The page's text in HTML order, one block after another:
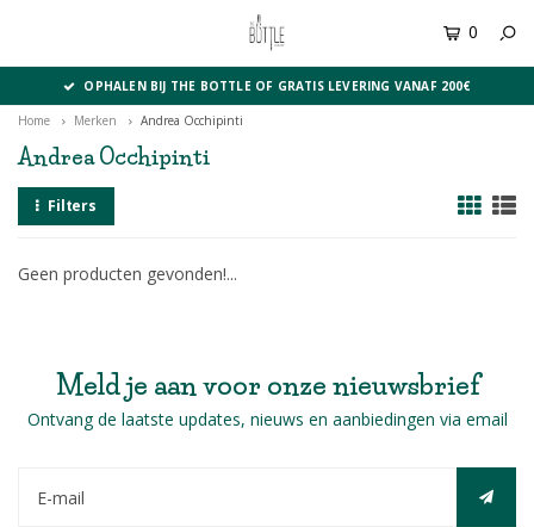
0
OPHALEN BIJ THE BOTTLE OF GRATIS LEVERING VANAF 200€
Home Merken Andrea Occhipinti
Andrea Occhipinti
Filters
Geen producten gevonden!...
Meld je aan voor onze nieuwsbrief
Ontvang de laatste updates, nieuws en aanbiedingen via email